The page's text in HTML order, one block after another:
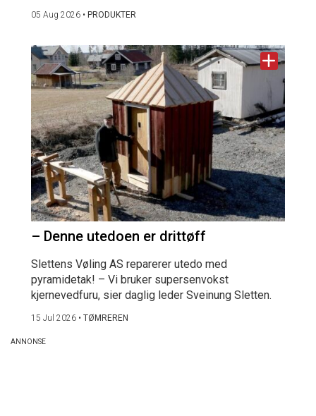
05 Aug 2026 • PRODUKTER
– Denne utedoen er drittøff
Slettens Vøling AS reparerer utedo med
pyramidetak! – Vi bruker supersenvokst
kjernevedfuru, sier daglig leder Sveinung Sletten.
15 Jul 2026 • TØMREREN